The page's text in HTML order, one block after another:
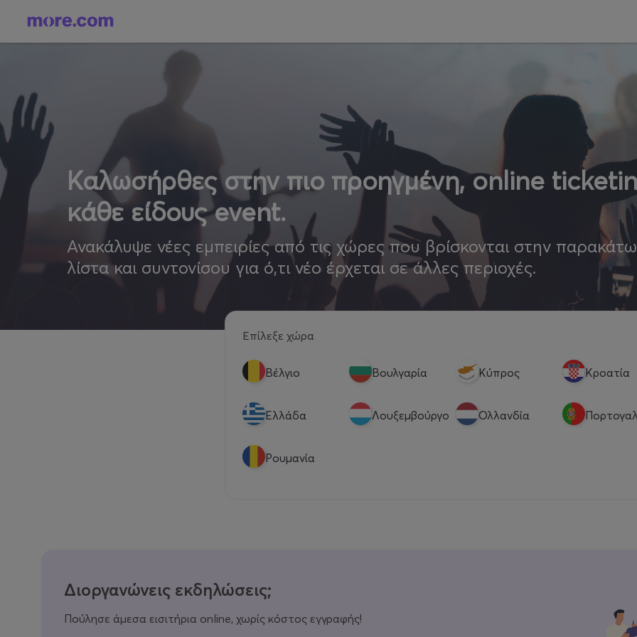
Καλωσήρθες στην πιο προηγμένη, online
κάθε είδους event.
Ανακάλυψε νέες εμπειρίες από τις χώρες που βρίσκονται στην παρακάτω
λίστα και συντονίσου για ό,τι νέο έρχεται σε άλλες περιοχές.
Επίλεξε χώρα
Βέλγιο Βουλγαρία Κύπρος Κροατία
Eλλάδα Λουξεμβούργο Ολλανδία
Ρουμανία
Διοργανώνεις εκδηλώσεις;
Πούλησε άμεσα εισιτήρια online, χωρίς κόστος εγγραφής!